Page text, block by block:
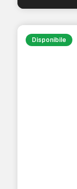
Disponibile